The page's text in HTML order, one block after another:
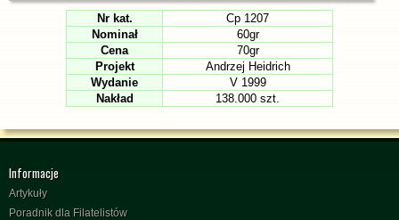
Nr kat.
Cp 1207
Nominał
60gr
Cena
70gr
Projekt
Andrzej Heidrich
Wydanie
V 1999
Nakład
138.000 szt.
Informacje
Artykuły
Poradnik dla Filatelistów